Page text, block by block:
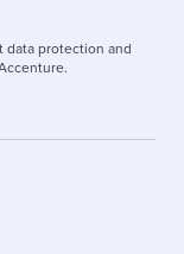
data protection and